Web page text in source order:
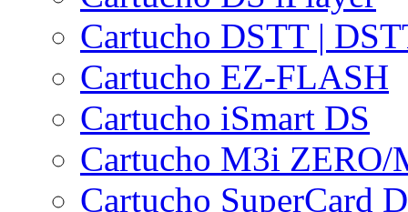
Cartucho DSTT |
Cartucho EZ-FLASH
Cartucho iSmart DS
Cartucho M3i ZERO/
Cartucho SuperCard